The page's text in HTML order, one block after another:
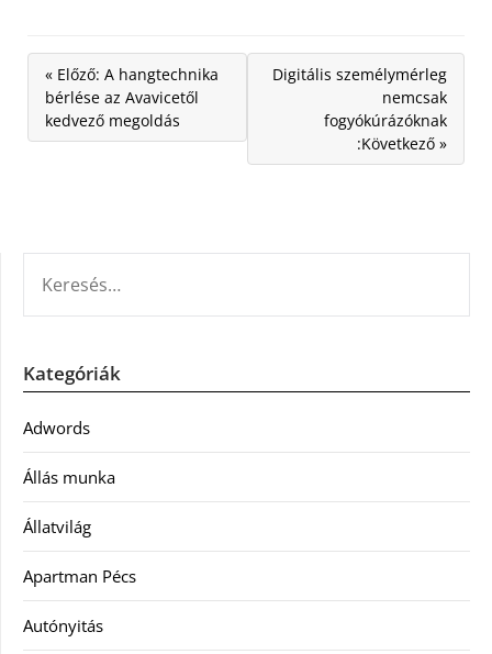
« Előző: A hangtechnika
bérlése az Avavicetől
kedvező megoldás
Digitális személymérleg
nemcsak
fogyókúrázóknak
:Következő »
Kategóriák
Adwords
Állás munka
Állatvilág
Apartman Pécs
Autónyitás